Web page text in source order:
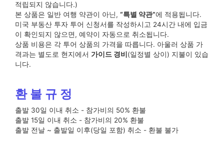
적립되지 않습니다.)
본 상품은 일반 여행 약관이 아닌, “특별 약관”에 적용됩니다.
미국 부동산 투자 투어 신청서를 작성하시고 24시간 내에 입금
이 확인되지 않으면, 예약이 자동으로 취소됩니다.
상품 비용은 각 투어 상품의 가격을 따릅니다. 아울러 상품 가
격과는 별도로 현지에서 가이드 경비 (일정별 상이) 지불이 있습
니다.
환 불 규 정
출발 30일 이내 취소 - 참가비의 50% 환불
출발 15일 이내 취소 - 참가비의 20% 환불
출발 전날 ~ 출발일 이후(당일 포함) 취소 - 환불 불가